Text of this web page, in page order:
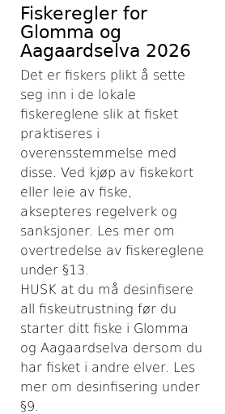
Fiskeregler for
Glomma og
Aagaardselva 2026
Det er fiskers plikt å sette
seg inn i de lokale
fiskereglene slik at fisket
praktiseres i
overensstemmelse med
disse. Ved kjøp av fiskekort
eller leie av fiske,
aksepteres regelverk og
sanksjoner. Les mer om
overtredelse av fiskereglene
under §13.
HUSK at du må desinfisere
all fiskeutrustning før du
starter ditt fiske i Glomma
og Aagaardselva dersom du
har fisket i andre elver. Les
mer om desinfisering under
§9.